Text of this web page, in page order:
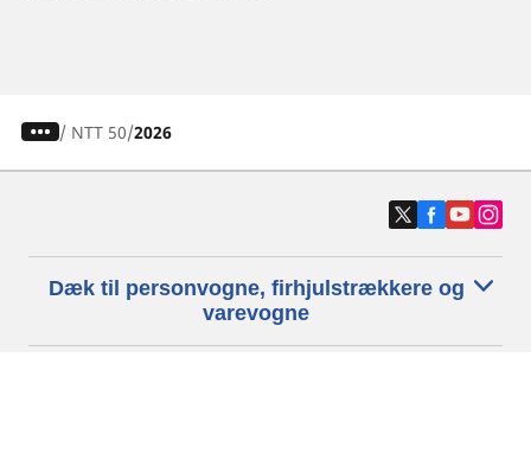
/ NTT 50 2026
Dæk til personvogne, firhjulstrækkere og
varevogne